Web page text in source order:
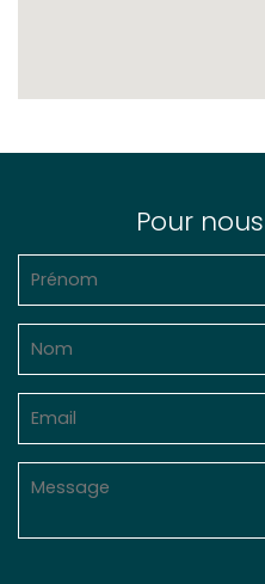
Pour